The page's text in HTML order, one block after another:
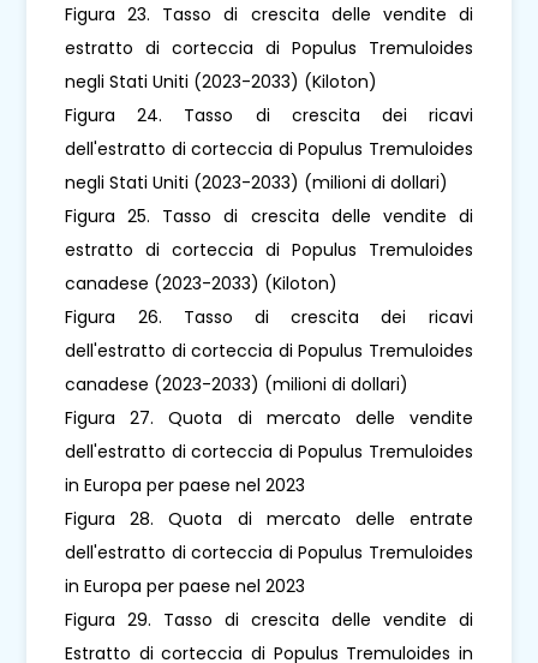
Figura 23. Tasso di crescita delle vendite di
estratto di corteccia di Populus Tremuloides
negli Stati Uniti (2023-2033) (Kiloton)
Figura 24. Tasso di crescita dei ricavi
dell'estratto di corteccia di Populus Tremuloides
negli Stati Uniti (2023-2033) (milioni di dollari)
Figura 25. Tasso di crescita delle vendite di
estratto di corteccia di Populus Tremuloides
canadese (2023-2033) (Kiloton)
Figura 26. Tasso di crescita dei ricavi
dell'estratto di corteccia di Populus Tremuloides
canadese (2023-2033) (milioni di dollari)
Figura 27. Quota di mercato delle vendite
dell'estratto di corteccia di Populus Tremuloides
in Europa per paese nel 2023
Figura 28. Quota di mercato delle entrate
dell'estratto di corteccia di Populus Tremuloides
in Europa per paese nel 2023
Figura 29. Tasso di crescita delle vendite di
Estratto di corteccia di Populus Tremuloides in